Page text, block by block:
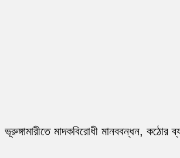
ভূরুঙ্গামারীতে মাদকবিরোধী মানববন্ধন, কঠোর